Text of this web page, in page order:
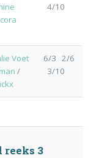
4/10
Voet
/
6/3 2/6
3/10
reeks 3